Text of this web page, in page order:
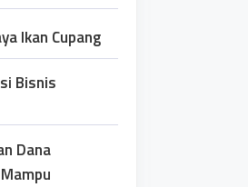
Ikan Cupang
Bisnis
Dana